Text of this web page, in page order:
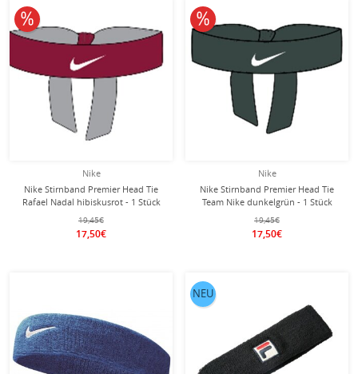
Nike
Nike Stirnband Premier Head Tie
Rafael Nadal hibiskusrot - 1 Stück
19,45€
17,50€
10% reduziert
Nike
Nike Stirnband Premier Head Tie
Team Nike dunkelgrün - 1 Stück
19,45€
17,50€
10% reduziert
NEU